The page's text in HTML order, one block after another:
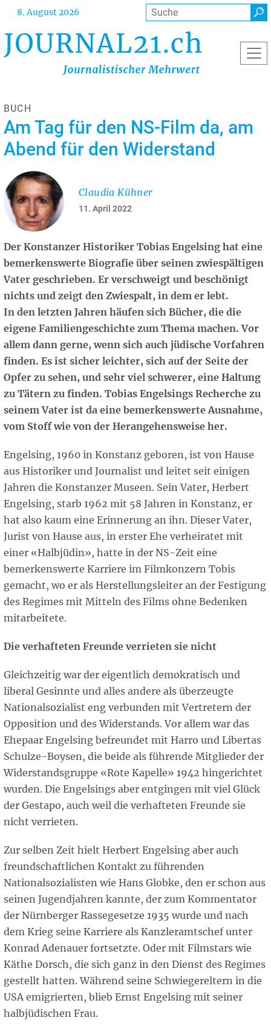
Direkt
Inhalt
8. August 2026 Suche
BUCH
Am Tag für den NS-Film da, am
Abend für den Widerstand
11. April 2022
Claudia Kühner
Der Konstanzer Historiker Tobias Engelsing hat eine
bemerkenswerte Biografie über seinen zwiespältigen
Vater geschrieben. Er verschweigt und beschönigt
nichts und zeigt den Zwiespalt, in dem er lebt.
In den letzten Jahren häufen sich Bücher, die die
eigene Familiengeschichte zum Thema machen. Vor
allem dann gerne, wenn sich auch jüdische Vorfahren
finden. Es ist sicher leichter, sich auf der Seite der
Opfer zu sehen, und sehr viel schwerer, eine Haltung
zu Tätern zu finden. Tobias Engelsings Recherche zu
seinem Vater ist da eine bemerkenswerte Ausnahme,
vom Stoff wie von der Herangehensweise her.
Engelsing, 1960 in Konstanz geboren, ist von Hause
aus Historiker und Journalist und leitet seit einigen
Jahren die Konstanzer Museen. Sein Vater, Herbert
Engelsing, starb 1962 mit 58 Jahren in Konstanz, er
hat also kaum eine Erinnerung an ihn. Dieser Vater,
Jurist von Hause aus, in erster Ehe verheiratet mit
einer «Halbjüdin», hatte in der NS-Zeit eine
bemerkenswerte Karriere im Filmkonzern Tobis
gemacht, wo er als Herstellungsleiter an der Festigung
des Regimes mit Mitteln des Films ohne Bedenken
mitarbeitete.
Die verhafteten Freunde verrieten sie nicht
Gleichzeitig war der eigentlich demokratisch und
liberal Gesinnte und alles andere als überzeugte
Nationalsozialist eng verbunden mit Vertretern der
Opposition und des Widerstands. Vor allem war das
Ehepaar Engelsing befreundet mit Harro und Libertas
Schulze-Boysen, die beide als führende Mitglieder der
Widerstandsgruppe «Rote Kapelle» 1942 hingerichtet
wurden. Die Engelsings aber entgingen mit viel Glück
der Gestapo, auch weil die verhafteten Freunde sie
nicht verrieten.
Zur selben Zeit hielt Herbert Engelsing aber auch
freundschaftlichen Kontakt zu führenden
Nationalsozialisten wie Hans Globke, den er schon aus
seinen Jugendjahren kannte, der zum Kommentator
der Nürnberger Rassegesetze 1935 wurde und nach
dem Krieg seine Karriere als Kanzleramtschef unter
Konrad Adenauer fortsetzte. Oder mit Filmstars wie
Käthe Dorsch, die sich ganz in den Dienst des Regimes
gestellt hatten. Während seine Schwiegereltern in die
USA emigrierten, blieb Ernst Engelsing mit seiner
halbjüdischen Frau.